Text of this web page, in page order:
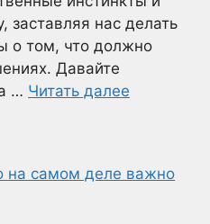
заставляя нас делать
о том, что должно
Давайте
… Читать далее
на самом деле важно